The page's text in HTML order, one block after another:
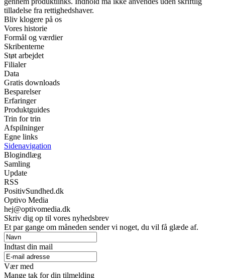
tilladelse fra rettighedshaver.
Bliv klogere på os
Vores historie
Formål og værdier
Skribenterne
Støt arbejdet
Filialer
Data
Gratis downloads
Besparelser
Erfaringer
Produktguides
Trin for trin
Afspilninger
Egne links
Sidenavigation
Blogindlæg
Samling
Update
RSS
PositivSundhed.dk
Optivo Media
hej@optivomedia.dk
Skriv dig op til vores nyhedsbrev
Et par gange om måneden sender vi noget, du vil få glæde af.
Indtast din mail
Vær med
Mange tak for din tilmelding